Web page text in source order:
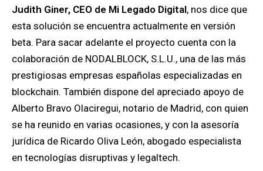
Judith Giner, CEO de Mi Legado Digital, nos dice que
esta solución se encuentra actualmente en versión
beta. Para sacar adelante el proyecto cuenta con la
colaboración de NODALBLOCK, S.L.U., una de las más
prestigiosas empresas españolas especializadas en
blockchain. También dispone del apreciado apoyo de
Alberto Bravo Olaciregui, notario de Madrid, con quien
se ha reunido en varias ocasiones, y con la asesoría
jurídica de Ricardo Oliva León, abogado especialista
en tecnologías disruptivas y legaltech.